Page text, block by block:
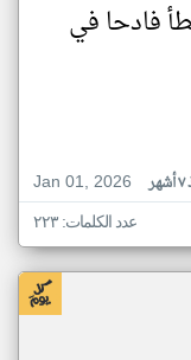
فادحا في
Jan 01, 2026
عدد الكلمات: ٢٢٣